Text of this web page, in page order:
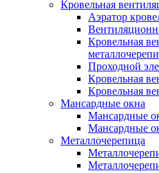
Кровельная
Аэратор
Кровельная
Проходной
Кровельная
Кровельная
Мансардные окна
Мансардные
Мансардные
Металлочерепица